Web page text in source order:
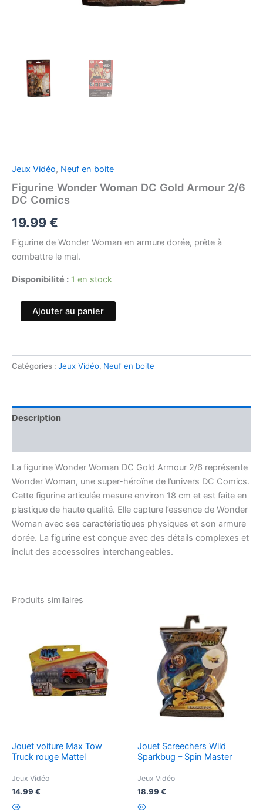
Jeux Vidéo, Neuf en boite
Figurine Wonder Woman DC Gold Armour 2/6
DC Comics
19.99€
Figurine de Wonder Woman en armure dorée, prête à
combattre le mal.
Disponibilité : 1 en stock
Ajouter au panier
Catégories : Jeux Vidéo, Neuf en boite
Description
La figurine Wonder Woman DC Gold Armour 2/6 représente
Wonder Woman, une super-héroïne de l’univers DC Comics.
Cette figurine articulée mesure environ 18 cm et est faite en
plastique de haute qualité. Elle capture l’essence de Wonder
Woman avec ses caractéristiques physiques et son armure
dorée. La figurine est conçue avec des détails complexes et
inclut des accessoires interchangeables.
Produits similaires
Jouet voiture Max Tow
Truck rouge Mattel
Jeux Vidéo
14.99 €
Jouet Screechers Wild
Sparkbug – Spin Master
Jeux Vidéo
18.99 €